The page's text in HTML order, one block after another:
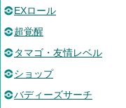
EXロール
超覚醒
タマゴ・友情レベル
ショップ
バディーズサーチ